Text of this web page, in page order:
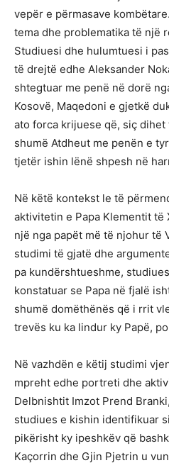
vepër e përmasave
tema dhe problematika të një
Studiuesi dhe hulumtuesi i
të drejtë edhe Aleksander
shtegtuar me penë në dorë
Kosovë, Maqedoni e gjetkë
ato forca krijuese që, siç dihet
shumë Atdheut me penën e
tjetër ishin lënë shpesh në
Në këtë kontekst le të
aktivitetin e Papa Klementit të
një nga papët më të njohur të
studimi të gjatë dhe
pa kundërshtueshme,
konstatuar se Papa në fjalë
shumë domëthënës që i rrit
trevës ku ka lindur ky Papë,
Në vazhdën e këtij studimi
mpreht edhe portreti dhe
Delbnishtit Imzot Prend
studiues e kishin identifikuar
pikërisht ky ipeshkëv që
Kaçorrin dhe Gjin Pjetrin u